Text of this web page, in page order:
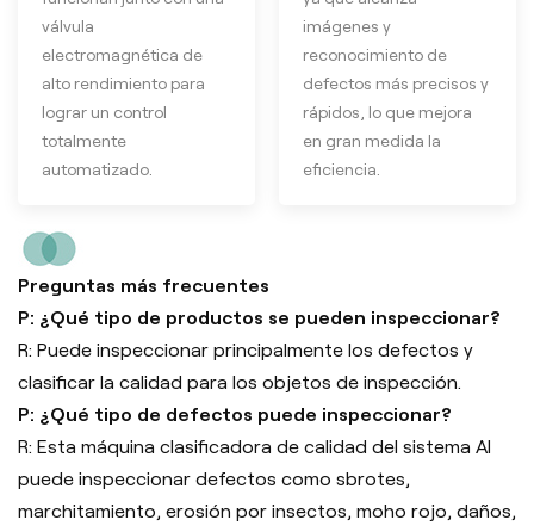
válvula
electromagnética de
alto rendimiento para
lograr un control
totalmente
automatizado.
imágenes y
reconocimiento de
defectos más precisos y
rápidos, lo que mejora
en gran medida la
eficiencia.
Preguntas más frecuentes
P: ¿Qué tipo de productos se pueden inspeccionar?
R: Puede inspeccionar principalmente los defectos y
clasificar la calidad para los objetos de inspección.
P: ¿Qué tipo de defectos puede inspeccionar?
R: Esta máquina clasificadora de calidad del sistema AI
puede inspeccionar defectos como sbrotes,
marchitamiento, erosión por insectos, moho rojo, daños,